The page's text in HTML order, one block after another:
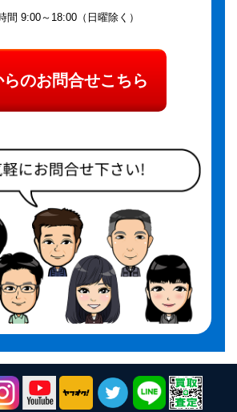
間 9:00～18:00（日曜除く）
らのお問合せこちら